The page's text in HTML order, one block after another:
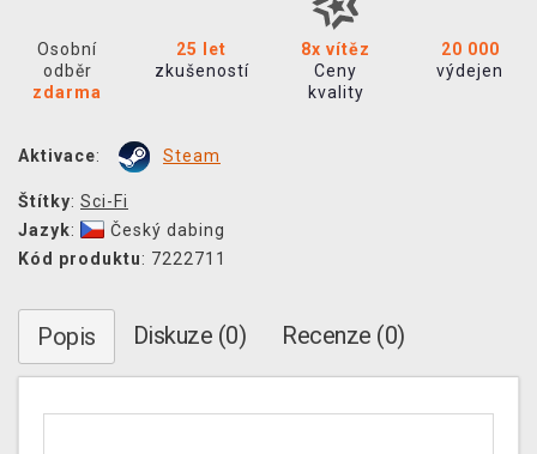
Osobní
odběr
zdarma
25 let
zkušeností
8x vítěz
Ceny
kvality
20 000
výdejen
Aktivace: Steam
Štítky: Sci-Fi
Jazyk:
Český dabing
Kód produktu: 7222711
Popis Diskuze (0) Recenze (0)